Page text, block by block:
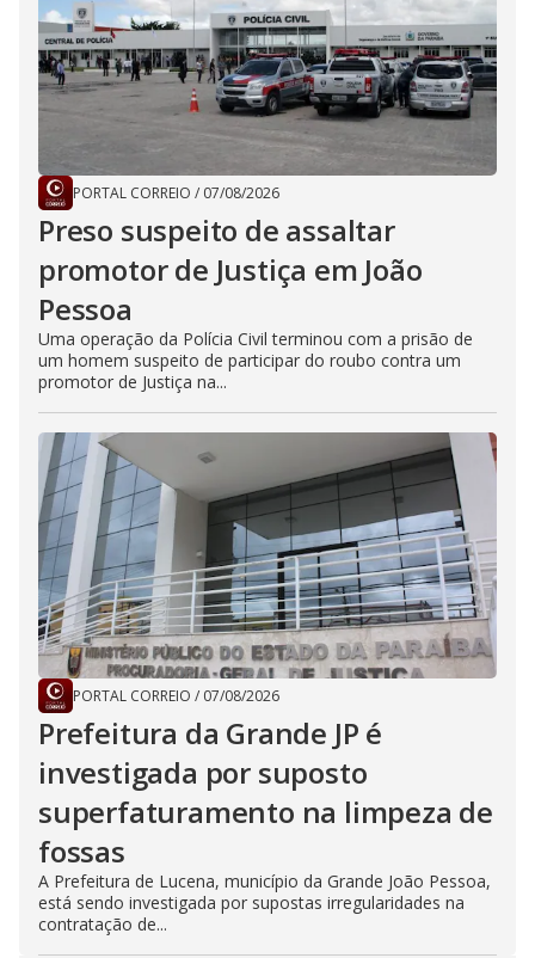
PORTAL CORREIO / 07/08/2026
Preso suspeito de assaltar
promotor de Justiça em João
Pessoa
Uma operação da Polícia Civil terminou com a prisão de
um homem suspeito de participar do roubo contra um
promotor de Justiça na...
PORTAL CORREIO / 07/08/2026
Prefeitura da Grande JP é
investigada por suposto
superfaturamento na limpeza de
fossas
A Prefeitura de Lucena, município da Grande João Pessoa,
está sendo investigada por supostas irregularidades na
contratação de...